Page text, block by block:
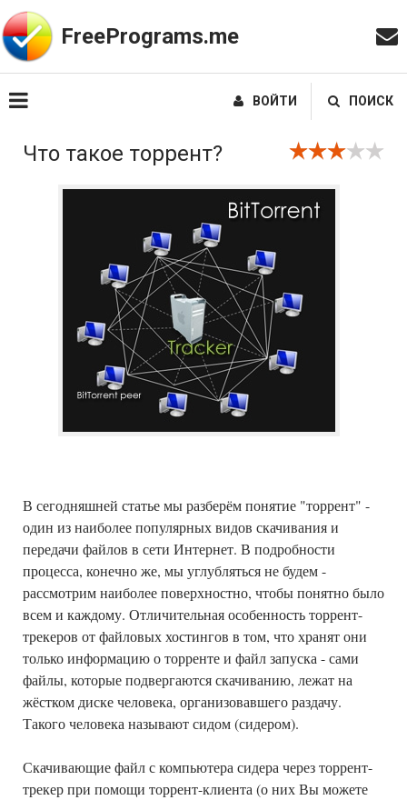
FreePrograms.me
ВОЙТИ ПОИСК
Что такое торрент?
В сегодняшней статье мы разберём понятие "торрент" -
один из наиболее популярных видов скачивания и
передачи файлов в сети Интернет. В подробности
процесса, конечно же, мы углубляться не будем -
рассмотрим наиболее поверхностно, чтобы понятно было
всем и каждому. Отличительная особенность торрент-
трекеров от файловых хостингов в том, что хранят они
только информацию о торренте и файл запуска - сами
файлы, которые подвергаются скачиванию, лежат на
жёстком диске человека, организовавшего раздачу.
Такого человека называют сидом (сидером).
Скачивающие файл с компьютера сидера через торрент-
трекер при помощи торрент-клиента (о них Вы можете